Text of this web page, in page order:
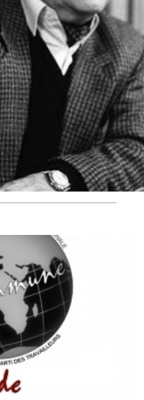
série – n°1. 24 août 2017